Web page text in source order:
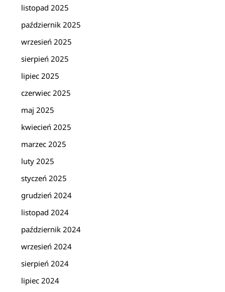
listopad 2025
październik 2025
wrzesień 2025
sierpień 2025
lipiec 2025
czerwiec 2025
maj 2025
kwiecień 2025
marzec 2025
luty 2025
styczeń 2025
grudzień 2024
listopad 2024
październik 2024
wrzesień 2024
sierpień 2024
lipiec 2024